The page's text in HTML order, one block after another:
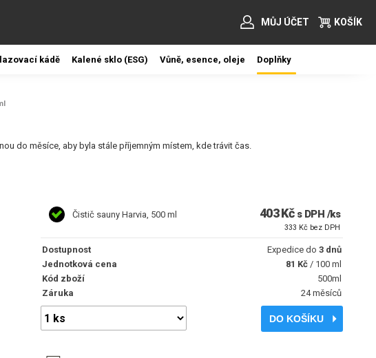
MŮJ ÚČET KOŠÍK
kádě Kalené sklo (ESG) Vůně, esence, oleje Doplňky
do měsíce, aby byla stále příjemným místem, kde trávit čas.
Čistič sauny Harvia, 500 ml 403 Kč s DPH /ks
333 Kč bez DPH
Dostupnost Expedice do 3 dnů
Jednotková cena
81 Kč / 100 ml
Kód zboží
500ml
Záruka
24 měsíců
DO KOŠÍKU